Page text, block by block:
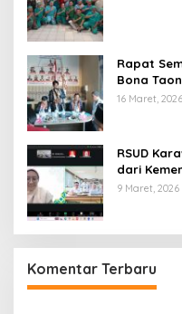
Rapat
Bona
Digelar
16 Maret, 2026
RSUD
dari
9 Maret, 2026
Komentar Terbaru